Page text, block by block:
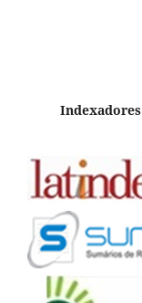
Indexadores